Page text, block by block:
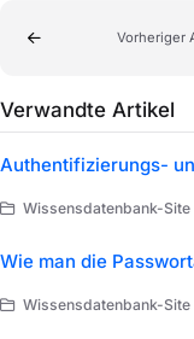
Vorheriger
Verwandte Artikel
Authentifizierungs-
Wissensdatenbank-
Wie man die
Wissensdatenbank-